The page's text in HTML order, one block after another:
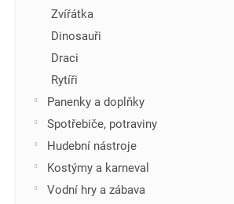
Zvířátka
Dinosauři
Draci
Rytíři
Panenky a doplňky
Spotřebiče, potraviny
Hudební nástroje
Kostýmy a karneval
Vodní hry a zábava